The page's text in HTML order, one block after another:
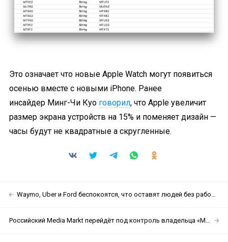
Это означает что новые Apple Watch могут появиться
осенью вместе с новыми iPhone. Ранее
инсайдер Минг-Чи Куо говорил, что Apple увеличит
размер экрана устройств на 15% и поменяет дизайн —
часы будут не квадратные а скругленные.
Waymo, Uber и Ford беспокоятся, что оставят людей без работы
Российский Media Markt перейдёт под контроль владельца «М.Видео»